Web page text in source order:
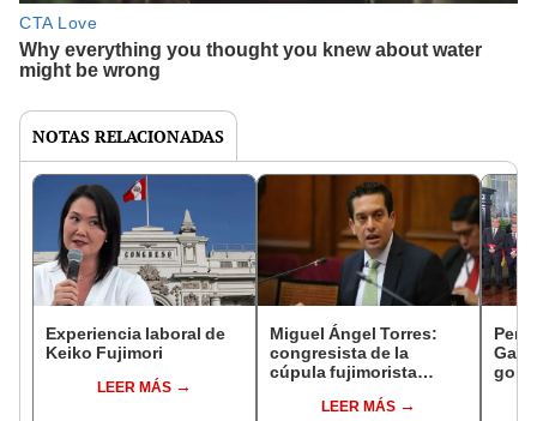
NOTAS RELACIONADAS
Experiencia laboral de
Keiko Fujimori
LEER MÁS
Miguel Ángel Torres:
congresista de la
cúpula fujimorista
del SenadoLEER MÁS